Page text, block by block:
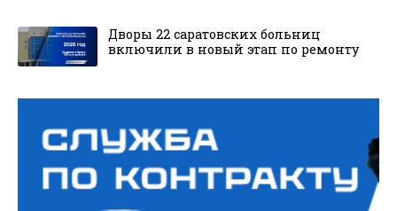
Дворы 22 саратовских больниц
включили в новый этап по ремонту